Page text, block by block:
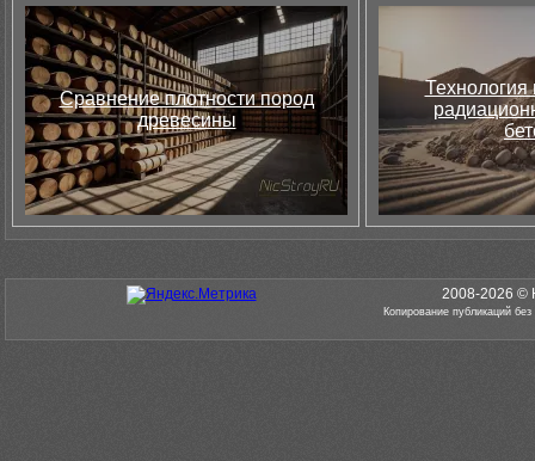
Сравнение плотности пород
древесины
Технология
2008-2026 ©
Копирование публикаций